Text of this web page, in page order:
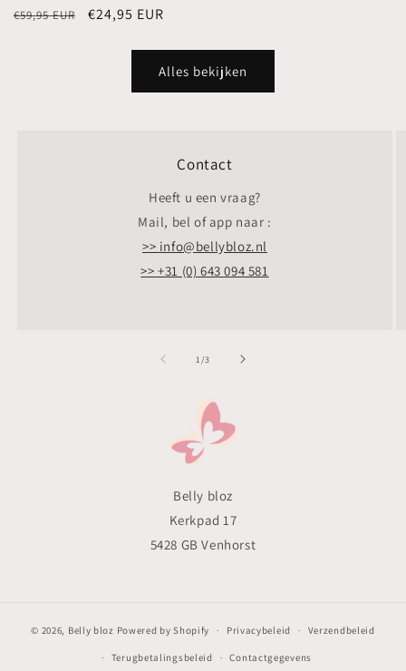
Normale
€59,95 EUR Aanbiedingsprijs
€24,95 EUR
Alles bekijken
Contact
Heeft u een vraag?
Mail, bel of app naar :
>> info@bellybloz.nl
>> +31 (0) 643 094 581
1 /van
3
Belly bloz
Kerkpad 17
5428 GB Venhorst
© 2026, Belly bloz Powered by Shopify Privacybeleid Verzendbeleid
Terugbetalingsbeleid Contactgegevens